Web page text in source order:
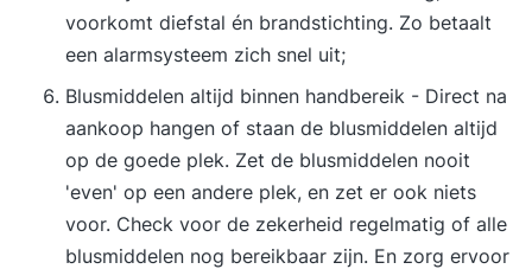
voorkomt diefstal én brandstichting. Zo betaalt
een alarmsysteem zich snel uit;
Blusmiddelen altijd binnen handbereik - Direct na
aankoop hangen of staan de blusmiddelen altijd
op de goede plek. Zet de blusmiddelen nooit
'even' op een andere plek, en zet er ook niets
voor. Check voor de zekerheid regelmatig of alle
blusmiddelen nog bereikbaar zijn. En zorg ervoor